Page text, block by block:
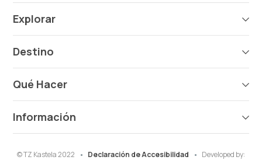
Explorar
Destino
Qué Hacer
Información
© TZ Kastela 2022 Declaración de Accesibilidad
Developed by: